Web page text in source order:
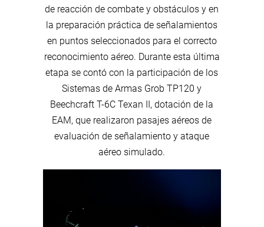
de reacción de combate y obstáculos y en
la preparación práctica de señalamientos
en puntos seleccionados para el correcto
reconocimiento aéreo. Durante esta última
etapa se contó con la participación de los
Sistemas de Armas Grob TP120 y
Beechcraft T-6C Texan II, dotación de la
EAM, que realizaron pasajes aéreos de
evaluación de señalamiento y ataque
aéreo simulado.